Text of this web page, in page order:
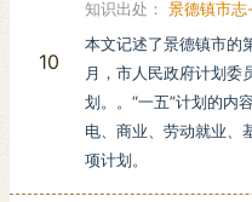
10
知识出处： 景德镇市
本文记述了景德镇市的
月，市人民政府计划委
划。。“一五”计划的内
电、商业、劳动就业、
项计划。